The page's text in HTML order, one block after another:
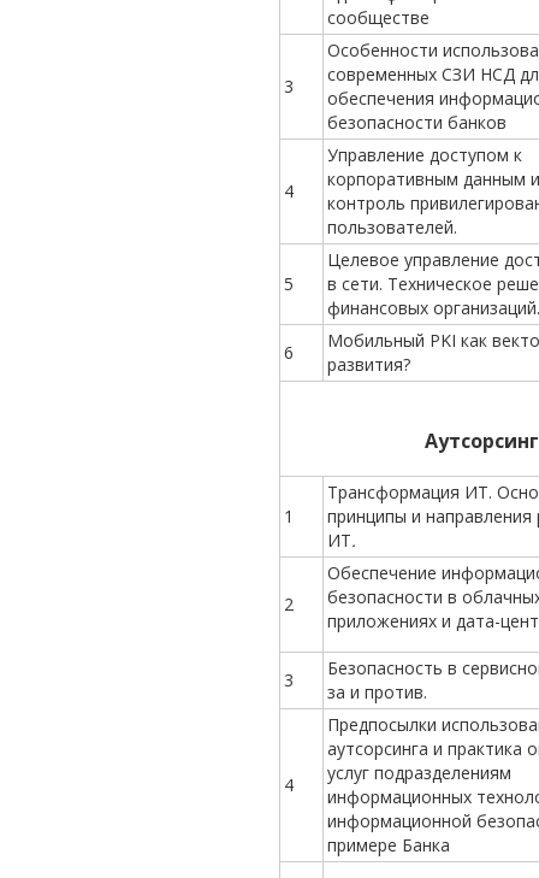
сообществе
3
Особенности
современных СЗИ НСД
обеспечения
безопасности банков
4
Управление доступом к
корпоративным данным и
контроль
пользователей.
5
Целевое управление
в сети. Техническое
финансовых организаций.
6
Мобильный PKI как
развития?
1
Трансформация ИТ.
принципы и направления
ИТ.
2
Обеспечение
безопасности в
приложениях и дата-
3
Безопасность в
за и против.
4
Предпосылки
аутсорсинга и практика
услуг подразделениям
информационных
информационной
примере Банка